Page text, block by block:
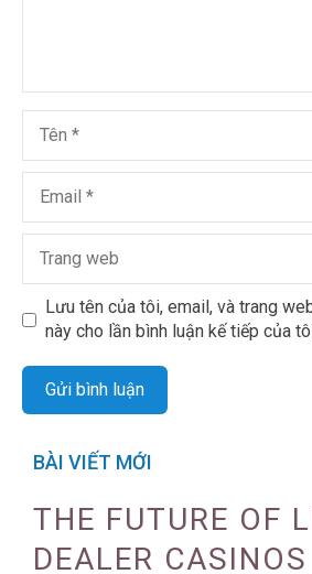
Lưu tên của tôi, email, và trang
này cho lần bình luận kế tiếp của
BÀI VIẾT MỚI
THE FUTURE OF
DEALER CASINOS